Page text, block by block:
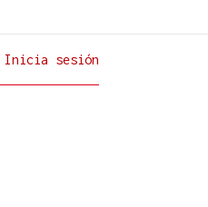
Inicia sesión